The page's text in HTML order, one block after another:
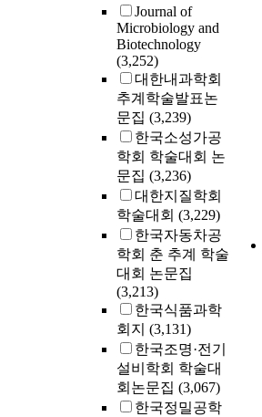
Journal of
Microbiology and
Biotechnology
(3,252)
대한내과학회
추계학술발표논
문집 (3,239)
한국소성가공
학회 학술대회 논
문집 (3,236)
대한지질학회
학술대회 (3,229)
한국자동차공
학회 춘 추계 학술
대회 논문집
(3,213)
한국식품과학
회지 (3,131)
한국조명·전기
설비학회 학술대
회논문집 (3,067)
한국정밀공학